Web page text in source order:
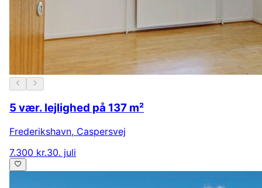
5 vær. lejlighed på 137 m²
Frederikshavn, Caspersvej
7.300 kr.30. juli